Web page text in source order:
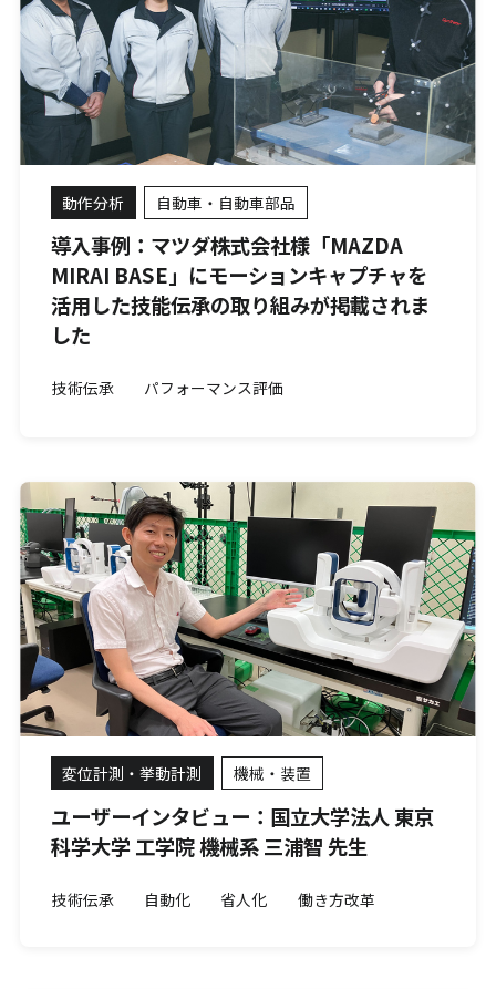
動作分析 自動車・自動車部品
導入事例：マツダ株式会社様「MAZDA
MIRAI BASE」にモーションキャプチャを
活用した技能伝承の取り組みが掲載されま
した
技術伝承 パフォーマンス評価
変位計測・挙動計測 機械・装置
ユーザーインタビュー：国立大学法人 東京
科学大学 工学院 機械系 三浦智 先生
技術伝承 自動化 省人化 働き方改革